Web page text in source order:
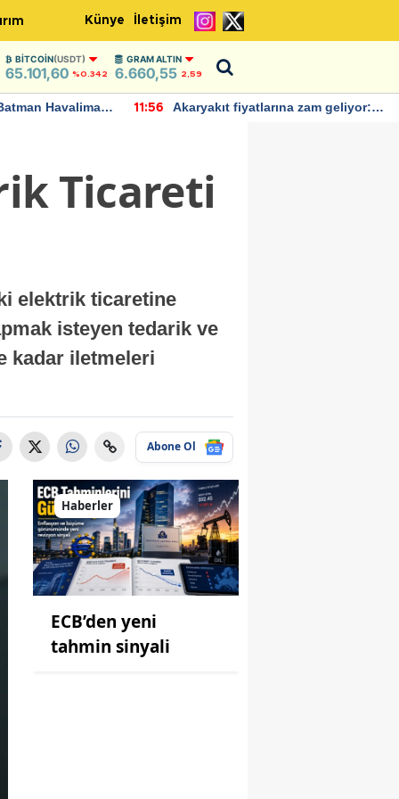
Künye İletişim
BITCOIN(USDT)
65.101,60 %0.342
GRAM ALTIN
6.660,55 2,59
Havalimanı
11:56
Akaryakıt fiyatlarına zam geliyor:
Ticareti
elektrik ticaretine
isteyen tedarik ve
kadar iletmeleri
Abone Ol
Haberler
ECB’den yeni
tahmin sinyali